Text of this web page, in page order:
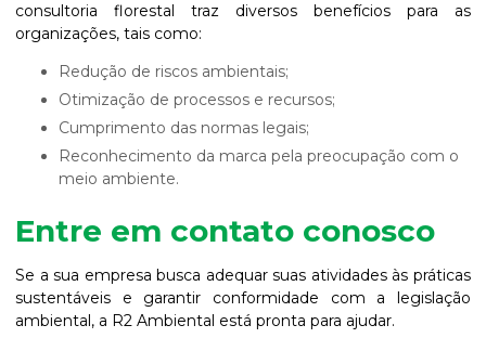
consultoria florestal traz diversos benefícios para as
organizações, tais como:
Redução de riscos ambientais;
Otimização de processos e recursos;
Cumprimento das normas legais;
Reconhecimento da marca pela preocupação com o
meio ambiente.
Entre em contato conosco
Se a sua empresa busca adequar suas atividades às práticas
sustentáveis e garantir conformidade com a legislação
ambiental, a R2 Ambiental está pronta para ajudar.